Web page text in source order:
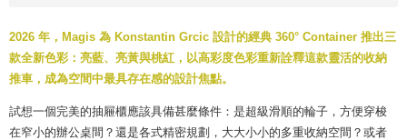
2026 年，Magis 為 Konstantin Grcic 設計的經典 360° Container 推出三
款全新色彩：亮藍、亮黃與桃紅，以高彩度色彩重新詮釋這款靈活的收納
推車，成為空間中最具存在感的設計焦點。
試想一個完美的抽屜櫃應該具備甚麼條件：是超級滑順的輪子，方便穿梭
在窄小的辦公桌間？還是各式精密規劃，大大小小的多重收納空間？或者